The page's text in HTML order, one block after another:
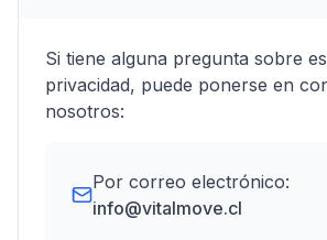
Si tiene alguna pregunta sobre
privacidad, puede ponerse en
nosotros:
Por correo electrónico:
info@vitalmove.cl